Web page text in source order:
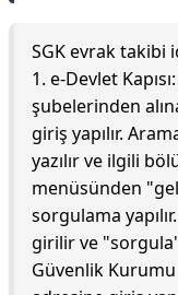
SGK evrak takibi
1. e-Devlet
şubelerinden
giriş yapılır.
yazılır ve ilgili
menüsünden
sorgulama
girilir ve "sorgula"
Güvenlik